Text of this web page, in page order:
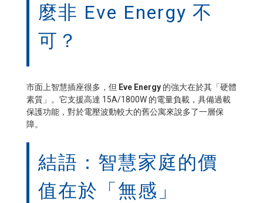
麼非 Eve Energy 不
可？
市面上智慧插座很多，但 Eve Energy 的強大在於其「硬體
素質」。它支援高達 15A/1800W 的電量負載，具備過載
保護功能，對於電壓波動較大的舊公寓來說多了一層保
障。
結語：智慧家庭的價
值在於「無感」